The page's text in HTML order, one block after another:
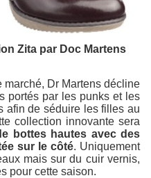
Zita par Doc Martens
Dr Martens décline
portés par les punks et les
afin de séduire les filles au
collection innovante sera
bottes hautes avec des
sur le côté. Uniquement
mais sur du cuir vernis,
pour cette saison.